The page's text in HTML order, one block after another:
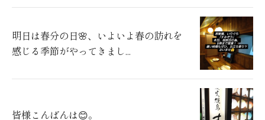
明日は春分の日🌸、いよいよ春の訪れを
感じる季節がやってきまし...
皆様こんばんは😊。